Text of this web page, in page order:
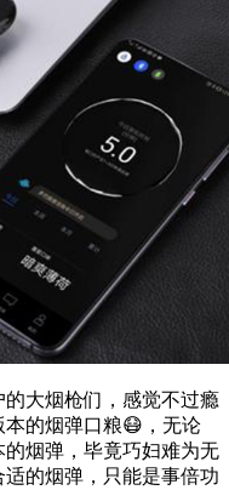
大烟枪们，感觉不过瘾
的烟弹口粮😷，无论
烟弹，毕竟巧妇难为无
的烟弹，只能是事倍功